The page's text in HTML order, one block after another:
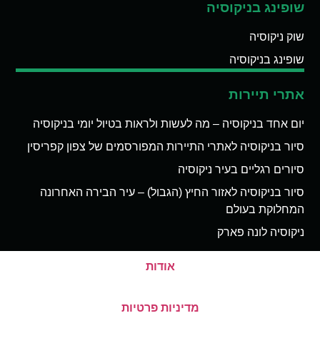
שופינג בניקוסיה
שוק ניקוסיה
שופינג בניקוסיה
אתרי תיירות
יום אחד בניקוסיה – מה לעשות ולראות בטיול יומי בניקוסיה
סיור בניקוסיה לאתרי התיירות המפורסמים של צפון קפריסין
סיורים רגליים בעיר ניקוסיה
סיור בניקוסיה לאזור החיץ (הגבול) – עיר הבירה האחרונה
המחלוקת בעולם
ניקוסיה לונה פארק
אודות
מדיניות פרטיות